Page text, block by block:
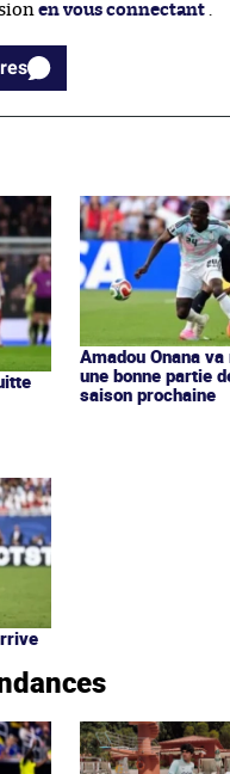
en vous connectant .
Amadou Onana
une bonne partie
saison prochaine